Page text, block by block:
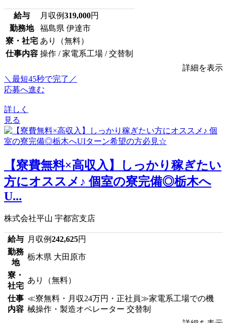
給与 月収例319,000円
勤務地
福島県 伊達市
寮・社宅 あり（無料）
仕事内容 操作 / 家電系工場 / 交替制
詳細を表示
＼最短45秒で完了／
応募へ進む
詳しく
見る
【寮費無料×高収入】しっかり稼ぎたい
方にオススメ♪ 個室の寮完備◎栃木へ
U...
株式会社平山 宇都宮支店
給与 月収例242,625円
勤務
地
栃木県 大田原市
寮・
社宅
あり（無料）
仕事
内容
≪寮無料・月収24万円・正社員≫家電系工場での機
械操作・製造オペレーター 交替制